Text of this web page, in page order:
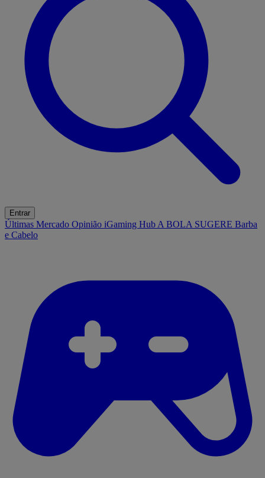
Entrar
Últimas Mercado Opinião iGaming Hub A BOLA SUGERE Barba
e Cabelo